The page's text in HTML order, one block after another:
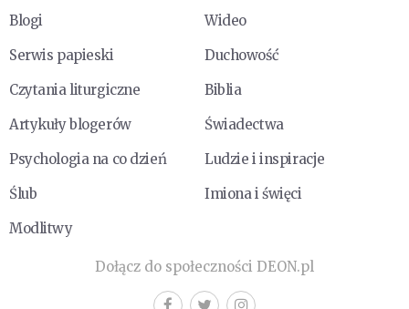
Blogi
Wideo
Serwis papieski
Duchowość
Czytania liturgiczne
Biblia
Artykuły blogerów
Świadectwa
Psychologia na co dzień
Ludzie i inspiracje
Ślub
Imiona i święci
Modlitwy
Dołącz do społeczności DEON.pl